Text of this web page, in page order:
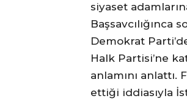
siyaset
Başsavcılığınca
Demokrat
Halk Partisi’ne
anlamını
ettiği iddiasıyla